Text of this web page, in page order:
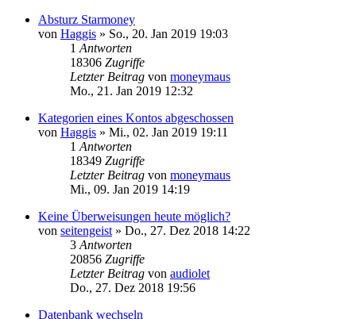
Absturz Starmoney
von Haggis » So., 20. Jan 2019 19:03
1 Antworten
18306 Zugriffe
Letzter Beitrag von moneymaus
Mo., 21. Jan 2019 12:32
Kategorien eines Kontos abgeschossen
von Haggis » Mi., 02. Jan 2019 19:11
1 Antworten
18349 Zugriffe
Letzter Beitrag von moneymaus
Mi., 09. Jan 2019 14:19
Keine Überweisungen heute möglich?
von seitengeist » Do., 27. Dez 2018 14:22
3 Antworten
20856 Zugriffe
Letzter Beitrag von audiolet
Do., 27. Dez 2018 19:56
Datenbank wechseln